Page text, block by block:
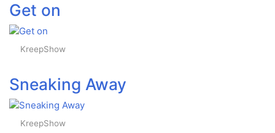
Get on
KreepShow
Sneaking Away
KreepShow